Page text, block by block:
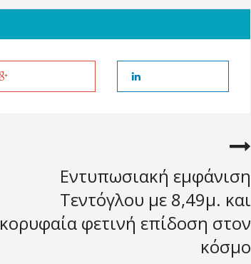
Εντυπωσιακή εμφάνιση
Τεντόγλου με 8,49μ. και
κορυφαία φετινή επίδοση στον
κόσμο